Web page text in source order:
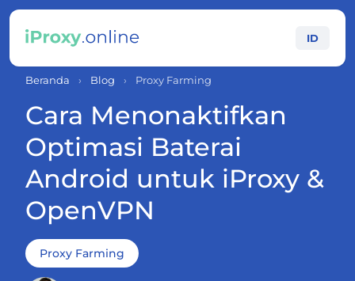
ID
Beranda › Blog › Proxy Farming
Cara Menonaktifkan
Optimasi Baterai
Android untuk iProxy &
OpenVPN
Proxy Farming